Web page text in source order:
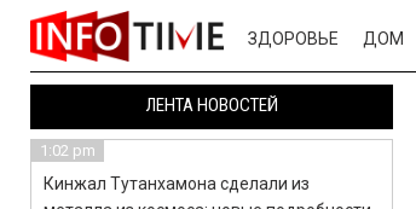
ЗДОРОВЬЕ ДОМ
ЛЕНТА НОВОСТЕЙ
1:02 pm
Кинжал Тутанхамона сделали из